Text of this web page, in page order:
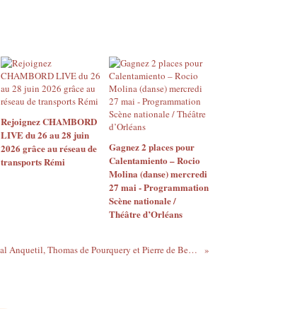
Rejoignez CHAMBORD
LIVE du 26 au 28 juin
2026 grâce au réseau de
transports Rémi
Gagnez 2 places pour
Calentamiento – Rocio
Molina (danse) mercredi
27 mai - Programmation
Scène nationale /
Théâtre d’Orléans
- Pascal Anquetil, Thomas de Pourquery et Pierre de Bethmann - jurys du TREMPLIN ORLEANS'JAZZ le 11 décembre 2013 à l’Astrolabe.